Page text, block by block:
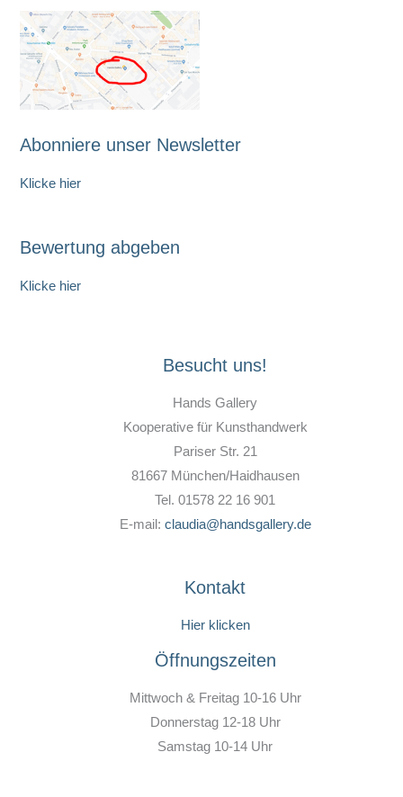
Abonniere unser Newsletter
Klicke hier
Bewertung abgeben
Klicke hier
Besucht uns!
Hands Gallery
Kooperative für Kunsthandwerk
Pariser Str. 21
81667 München/Haidhausen
Tel. 01578 22 16 901
E-mail: claudia@handsgallery.de
Kontakt
Hier klicken
Öffnungszeiten
Mittwoch & Freitag 10-16 Uhr
Donnerstag 12-18 Uhr
Samstag 10-14 Uhr